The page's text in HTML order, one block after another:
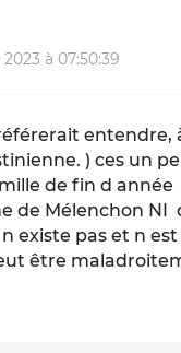
à 07:50:39
entendre,
) ces un
de fin d
de Mélenchon NI
existe pas et n
être